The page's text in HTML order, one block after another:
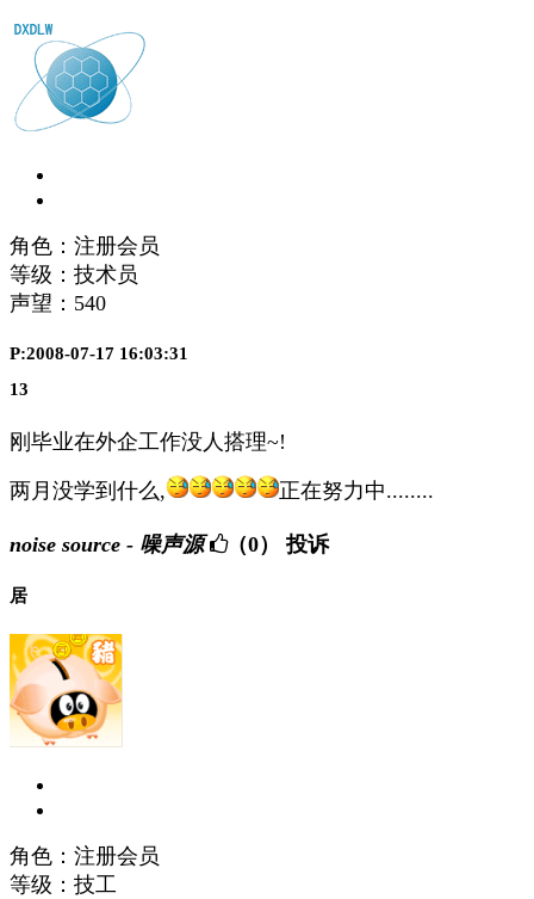
角色：注册会员
等级：技术员
声望： 540
P:2008-07-17 16:03:31
13
刚毕业在外企工作没人搭理~!
两月没学到什么, 正在努力中........
noise source - 噪声源 （0） 投诉
居
角色：注册会员
等级：技工